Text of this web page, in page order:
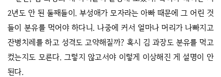
2년도 안 된 둘째들이. 부성애가 모자라는 아빠 때문에 그 어린 것
들이 분유를 먹어야 하다니. 나중에 커서 얼마나 머리가 나빠지고
잔병치레를 하고 성격도 고약해질까? 혹시 김 과장도 분유를 먹고
컸는지도 모른다. 그렇지 않고서야 이렇게 이상해진 게 설명이 안
된다.